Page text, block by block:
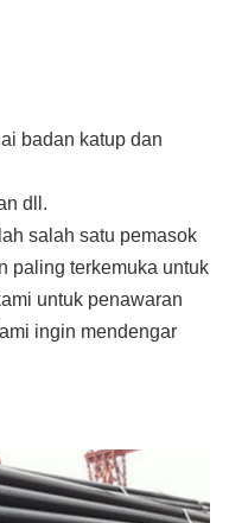
badan katup dan
dll.
salah satu pemasok
paling terkemuka untuk
untuk penawaran
ingin mendengar